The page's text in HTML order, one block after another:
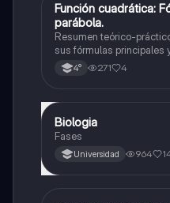
Matemáticas
Función cuadrática:
parábola.
Resumen teórico-
sus fórmulas principales
como representación
forma general, cálculo
4° 271 4
Biología
Biologia
Fases
Universidad 964